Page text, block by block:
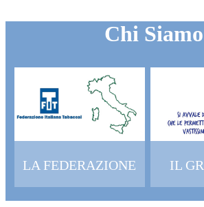
Chi Siamo
LA FEDERAZIONE IL